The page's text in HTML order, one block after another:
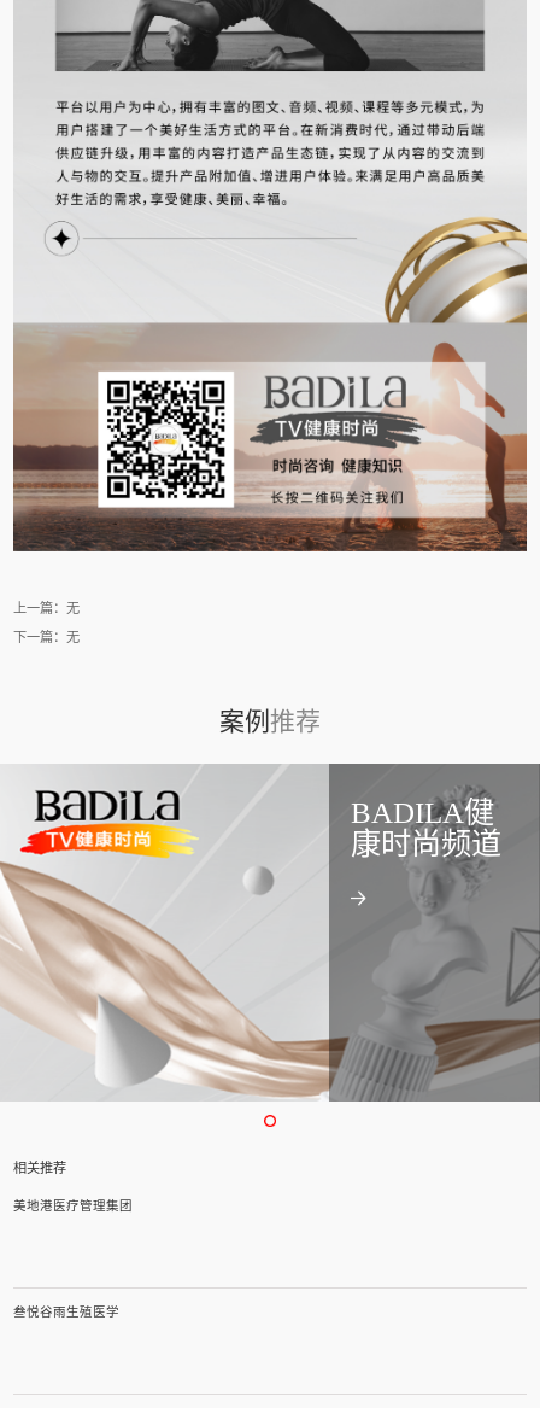
上一篇：无
下一篇：无
案例 推荐
BADILA健
康时尚频道
相关推荐
美地港医疗管理集团
叁悦谷雨生殖医学